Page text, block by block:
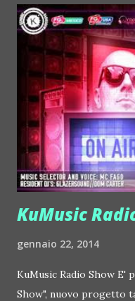
disco più storiche d'Italia
Pierangelo Lanfranchi,
'90. Le hit di un
anche a chi non è più
sera vuol sempre
non ci sarà solo un
inizierà alle 22 circa,
sonorità di un tempo,
KuMusic
gennaio 22, 2014
KuMusic Radio Show E'
Show", nuovo progetto